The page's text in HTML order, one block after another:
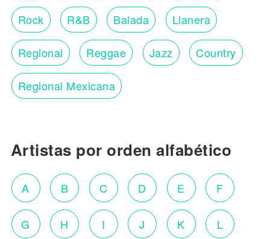
Rock R&B Balada Llanera
Regional Reggae Jazz Country
Regional Mexicana
Artistas por orden alfabético
A B C D E F
G H I J K L